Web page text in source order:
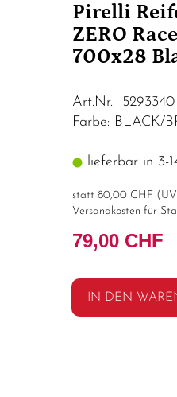
Pirelli
ZERO
700x28
Art.Nr. 5293340
Farbe: BLACK/
lieferbar in 3-
statt80,00 CHF (
Versandkosten für
79,00 CHF
IN DEN